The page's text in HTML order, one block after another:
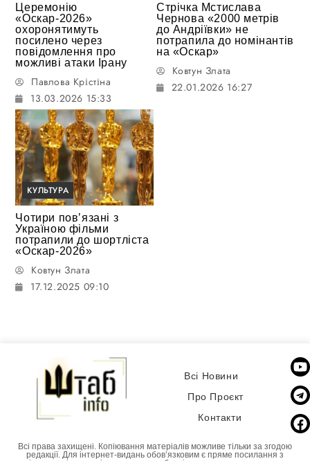
Церемонію
«Оскар-2026»
охоронятимуть
посилено через
повідомлення про
можливі атаки Ірану
Павлова Крістіна
13.03.2026 15:33
Стрічка Мстислава
Чернова «2000 метрів
до Андріївки» не
потрапила до номінантів
на «Оскар»
Ковтун Злата
22.01.2026 16:27
КУЛЬТУРА
Чотири повʼязані з
Україною фільми
потрапили до шортліста
«Оскар-2026»
Ковтун Злата
17.12.2025 09:10
Всі Новини
Про Проєкт
Контакти
Всі права захищені. Копіювання матеріалів можливе тільки за згодою
редакції. Для інтернет-видань обовʼязковим є пряме посилання з